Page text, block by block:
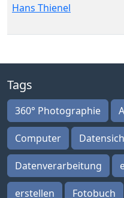
Hans Thienel
Tags
360° Photographie
Computer
Datenverarbeitung
erstellen Fotobuch